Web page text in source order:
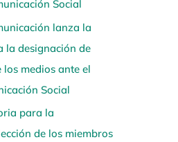
Social
lanza la
la designación de
los medios ante el
Social
para la
de los miembros